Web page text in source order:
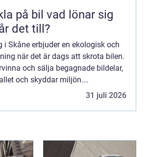
vad lönar sig
det till?
i Skåne erbjuder en ekologisk och
när det är dags att skrota bilen.
och sälja begagnade bildelar,
och skyddar miljön.
kan ock...
31 juli 2026